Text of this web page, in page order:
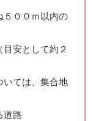
５００ｍ以内の
目安として約２
いては、集合地
道路